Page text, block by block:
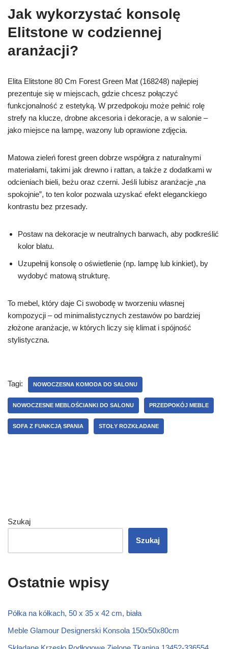
Jak wykorzystać konsolę
Elitstone w codziennej
aranżacji?
Elita Elitstone 80 Cm Forest Green Mat (168248) najlepiej
prezentuje się w miejscach, gdzie chcesz połączyć
funkcjonalność z estetyką. W przedpokoju może pełnić rolę
strefy na klucze, drobne akcesoria i dekoracje, a w salonie –
jako miejsce na lampę, wazony lub oprawione zdjęcia.
Matowa zieleń forest green dobrze współgra z naturalnymi
materiałami, takimi jak drewno i rattan, a także z dodatkami w
odcieniach bieli, beżu oraz czerni. Jeśli lubisz aranżacje „na
spokojnie”, to ten kolor pozwala uzyskać efekt eleganckiego
kontrastu bez przesady.
Postaw na dekoracje w neutralnych barwach, aby podkreślić
kolor blatu.
Uzupełnij konsolę o oświetlenie (np. lampę lub kinkiet), by
wydobyć matową strukturę.
To mebel, który daje Ci swobodę w tworzeniu własnej
kompozycji – od minimalistycznych zestawów po bardziej
złożone aranżacje, w których liczy się klimat i spójność
stylistyczna.
Tagi: NOWOCZESNA KOMODA DO SALONU
NOWOCZESNE MEBLOŚCIANKI DO SALONU PRZEDPOKÓJ MEBLE
SOFA Z FUNKCJĄ SPANIA STOŁY ROZKŁADANE
Szukaj
Szukaj
Ostatnie wpisy
Półka na kółkach, 50 x 35 x 42 cm, biała
Meble Glamour Designerski Konsola 150x50x80cm